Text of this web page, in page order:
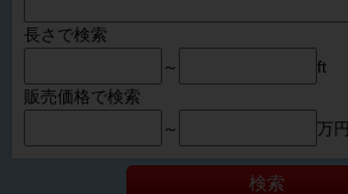
長さで検索
～
ft
販売価格で検索
～
万円
検索